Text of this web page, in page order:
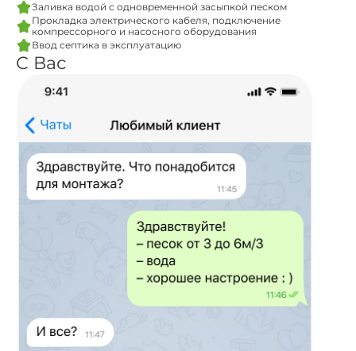
Заливка водой с одновременной засыпкой песком
Прокладка электрического кабеля, подключение
компрессорного и насосного оборудования
Ввод септика в эксплуатацию
С Вас